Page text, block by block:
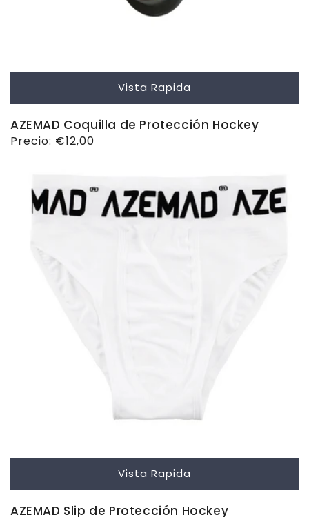
Vista Rapida
AZEMAD Coquilla de Protección Hockey
Precio
Precio: €12,00
Vista Rapida
AZEMAD Slip de Protección Hockey